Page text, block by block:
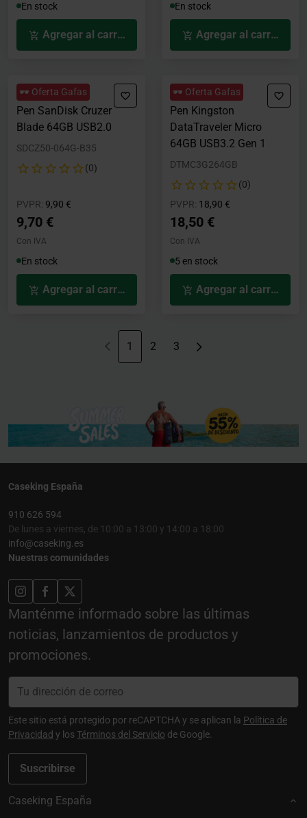
En stock
Agregar al carrito
En stock
Agregar al carrito
🕶️ Oferta Gafas
Pen SanDisk Cruzer
Blade 64GB USB2.0
SDCZ50-064G-B35
(0)
PVPR: Precio rebajado desde
9,90 €
9,70 €
Con IVA
En stock
Agregar al carrito
🕶️ Oferta Gafas
Pen Kingston
DataTraveler Micro
64GB USB3.2 Gen 1
DTMC3G264GB
(0)
PVPR: Precio rebajado desde
18,90 €
18,50 €
Con IVA
5 en stock
Agregar al carrito
1 2 3
Caseking España
910 626 594
De lunes a viernes, de 10:00 a 13:00 y 14:00 a 18:00
info@caseking.es
Nuestras comunidades
Manténme informado sobre las últimas
noticias, lanzamientos de productos y
promociones.
Suscribirse
Este sitio está protegido por reCAPTCHA y se aplican la Política de
Privacidad y losTérminos del Servicio de Google.
Caseking España